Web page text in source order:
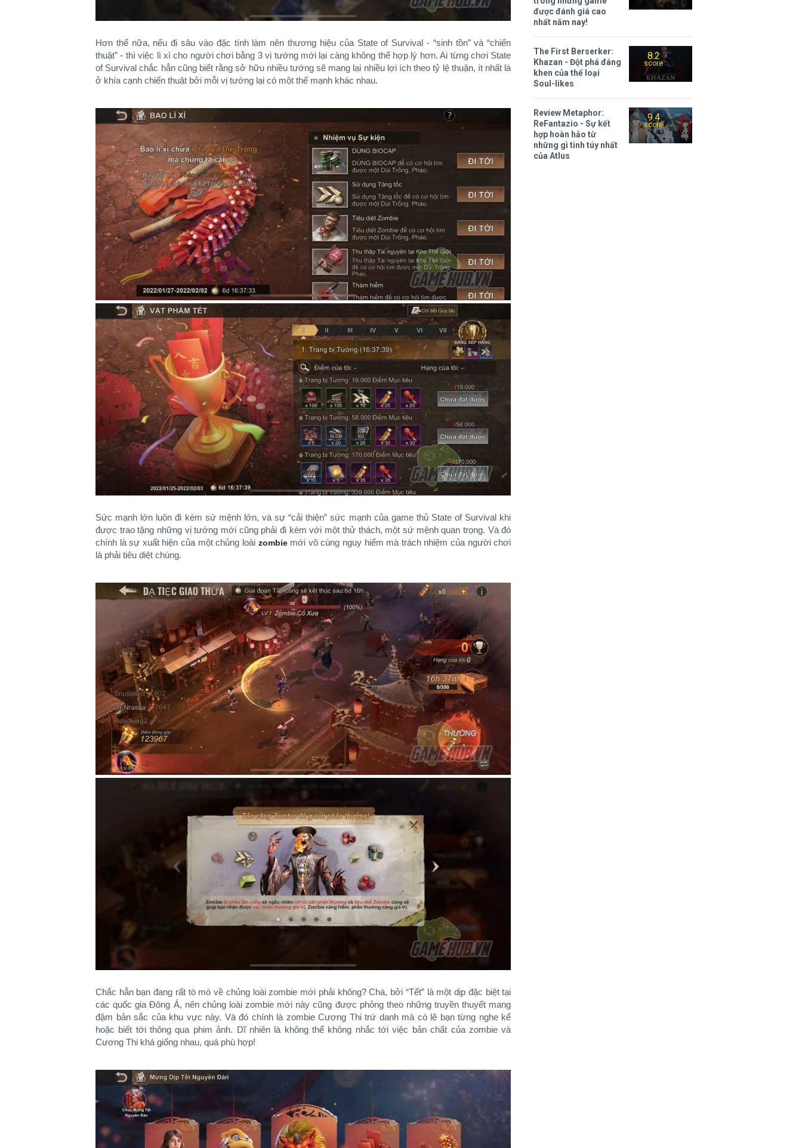
Hơn thế nữa, nếu đi sâu vào đặc tính làm nên thương hiệu của State of Survival - “sinh tồn” và “chiến
thuật” - thì việc lì xì cho người chơi bằng 3 vị tướng mới lại càng không thể hợp lý hơn. Ai từng chơi State
of Survival chắc hẳn cũng biết rằng sở hữu nhiều tướng sẽ mang lại nhiều lợi ích theo tỷ lệ thuận, ít nhất là
ở khía cạnh chiến thuật bởi mỗi vị tướng lại có một thế mạnh khác nhau.
Sức mạnh lớn luôn đi kèm sứ mệnh lớn, và sự “cải thiện” sức mạnh của game thủ State of Survival khi
được trao tặng những vị tướng mới cũng phải đi kèm với một thử thách, một sứ mệnh quan trọng. Và đó
chính là sự xuất hiện của một chủng loài zombiemới vô cùng nguy hiểm mà trách nhiệm của người chơi
là phải tiêu diệt chúng.
Chắc hẳn bạn đang rất tò mò về chủng loài zombie mới phải không? Chà, bởi “Tết” là một dịp đặc biệt tại
các quốc gia Đông Á, nên chủng loài zombie mới này cũng được phỏng theo những truyền thuyết mang
đậm bản sắc của khu vực này. Và đó chính là zombie Cương Thi trứ danh mà có lẽ bạn từng nghe kể
hoặc biết tới thông qua phim ảnh. Dĩ nhiên là không thể không nhắc tới việc bản chất của zombie và
Cương Thi khá giống nhau, quá phù hợp!
được đánh giá cao
nhất năm nay!
8.2
score
The First Berserker:
Khazan - Đột phá đáng
khen của thể loại
Soul-likes
9.4
score
Review Metaphor:
ReFantazio - Sự kết
hợp hoàn hảo từ
những gì tinh túy nhất
của Atlus